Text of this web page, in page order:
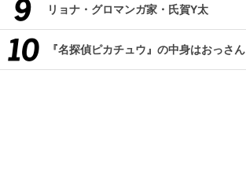
リョナ・グロマンガ家・氏賀Y太
『名探偵ピカチュウ』の中身はおっさん